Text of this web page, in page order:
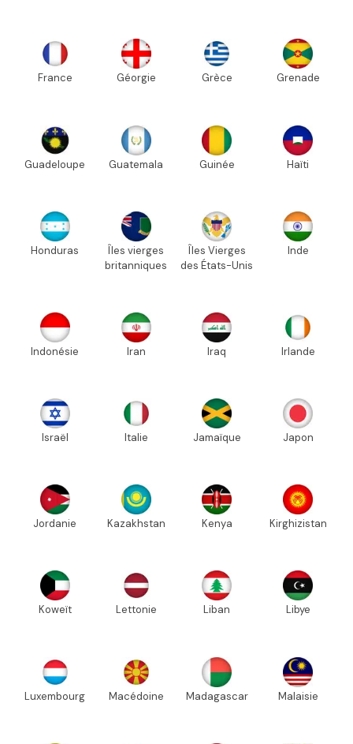
France Géorgie Grèce Grenade
Guadeloupe Guatemala Guinée Haïti
Honduras
Îles vierges
britanniques
Îles Vierges
des États-Unis
Inde
Indonésie Iran Iraq Irlande
Israël Italie Jamaïque Japon
Jordanie Kazakhstan Kenya Kirghizistan
Koweït Lettonie Liban Libye
Luxembourg Macédoine Madagascar Malaisie